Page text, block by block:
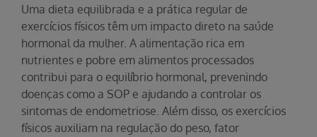
Uma dieta equilibrada e a prática regular de
exercícios físicos têm um impacto direto na saúde
hormonal da mulher. A alimentação rica em
nutrientes e pobre em alimentos processados
contribui para o equilíbrio hormonal, prevenindo
doenças como a SOP e ajudando a controlar os
sintomas de endometriose. Além disso, os exercícios
físicos auxiliam na regulação do peso, fator